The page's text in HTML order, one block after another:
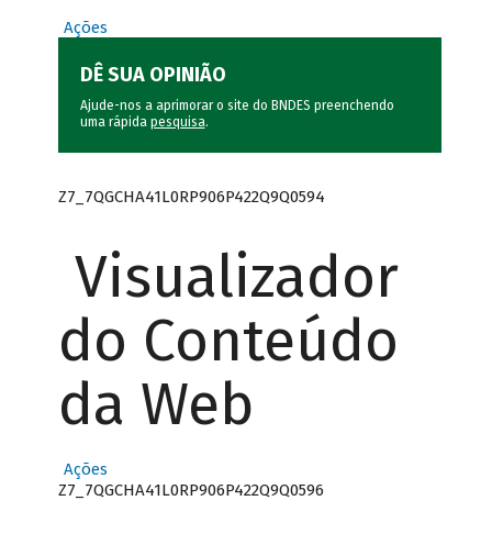
Ações
DÊ SUA OPINIÃO
Ajude-nos a aprimorar o site do BNDES preenchendo
uma rápida pesquisa.
Z7_7QGCHA41L0RP906P422Q9Q0594
Visualizador
do Conteúdo
da Web
Ações
Z7_7QGCHA41L0RP906P422Q9Q0596